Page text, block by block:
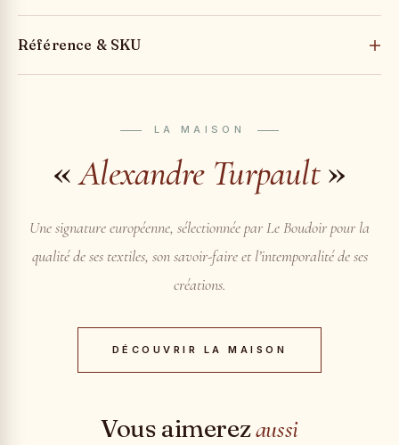
Référence & SKU
LA MAISON
«Alexandre Turpault»
Une signature européenne, sélectionnée par Le Boudoir pour la
qualité de ses textiles, son savoir-faire et l’intemporalité de ses
créations.
DÉCOUVRIR LA MAISON
Vous aimerezaussi